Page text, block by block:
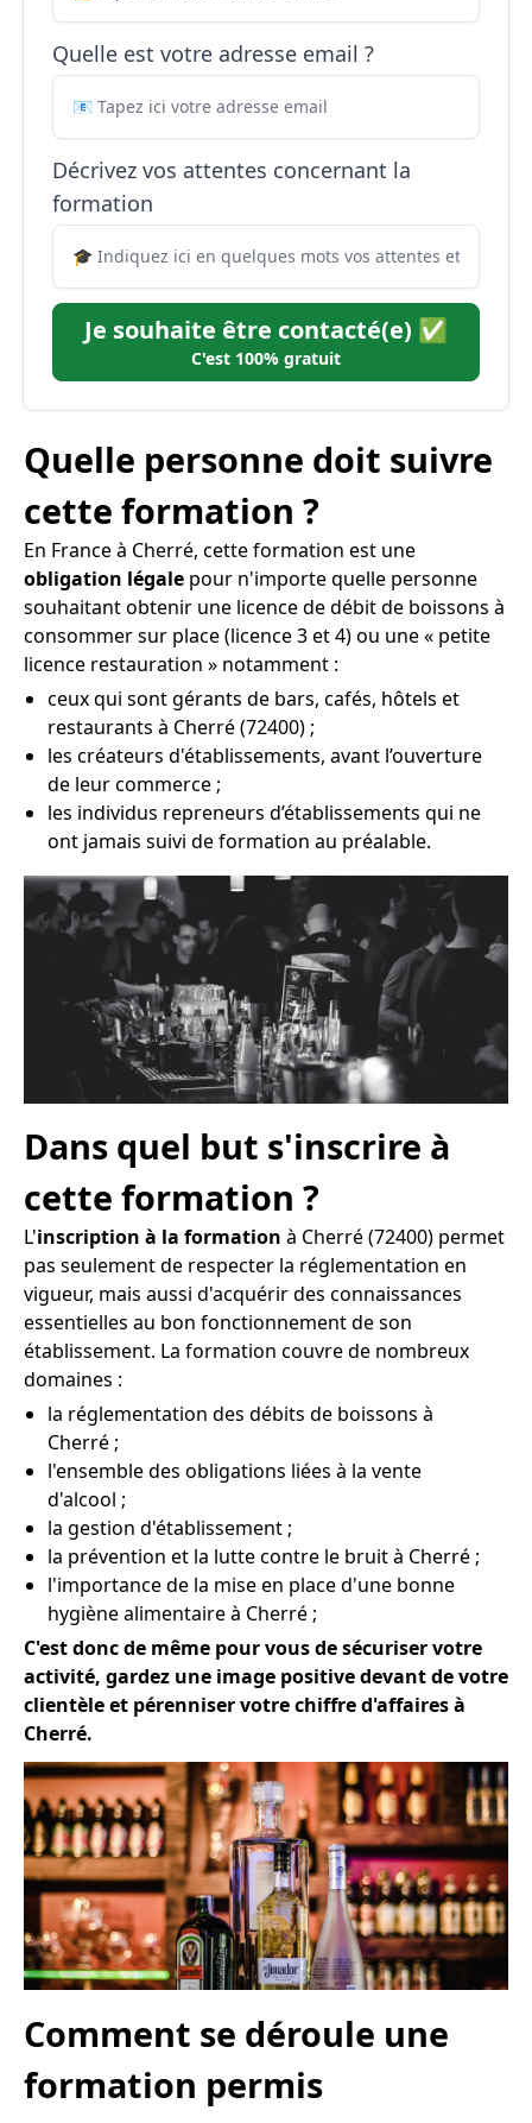
Quelle est votre adresse email ?
Décrivez vos attentes concernant la
formation
Je souhaite être contacté(e) ✅
C'est 100% gratuit
Quelle personne doit suivre
cette formation ?
En France à Cherré, cette formation est une
obligation légale pour n'importe quelle personne
souhaitant obtenir une licence de débit de boissons à
consommer sur place (licence 3 et 4) ou une « petite
licence restauration » notamment :
ceux qui sont gérants de bars, cafés, hôtels et
restaurants à Cherré (72400) ;
les créateurs d'établissements, avant l’ouverture
de leur commerce ;
les individus repreneurs d’établissements qui ne
ont jamais suivi de formation au préalable.
Dans quel but s'inscrire à
cette formation ?
L'inscription à la formation à Cherré (72400) permet
pas seulement de respecter la réglementation en
vigueur, mais aussi d'acquérir des connaissances
essentielles au bon fonctionnement de son
établissement. La formation couvre de nombreux
domaines :
la réglementation des débits de boissons à
Cherré ;
l'ensemble des obligations liées à la vente
d'alcool ;
la gestion d'établissement ;
la prévention et la lutte contre le bruit à Cherré ;
l'importance de la mise en place d'une bonne
hygiène alimentaire à Cherré ;
C'est donc de même pour vous de sécuriser votre
activité, gardez une image positive devant de votre
clientèle et pérenniser votre chiffre d'affaires à
Cherré.
Comment se déroule une
formation permis